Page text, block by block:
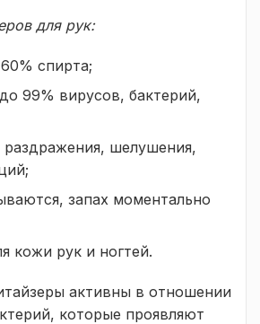
для рук:
спирта;
99% вирусов, бактерий,
шелушения,
запах моментально
кожи рук и ногтей.
активны в отношении
которые проявляют